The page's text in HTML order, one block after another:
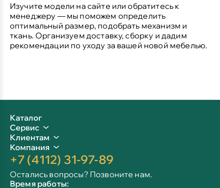
Изучите модели на сайте или обратитесь к
менеджеру — мы поможем определить
оптимальный размер, подобрать механизм и
ткань. Организуем доставку, сборку и дадим
рекомендации по уходу за вашей новой мебелью.
Каталог
Сервис
Клиентам
Компания
+7 (4112) 31-97-89
Остались вопросы? Позвоните нам.
Время работы: